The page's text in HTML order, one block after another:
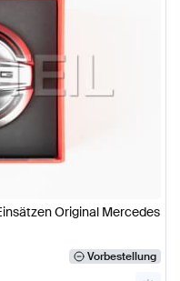
Original Mercedes
Vorbestellung